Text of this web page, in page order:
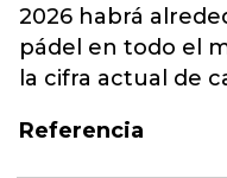
2026 habrá
pádel en todo el
la cifra actual de
Referencia